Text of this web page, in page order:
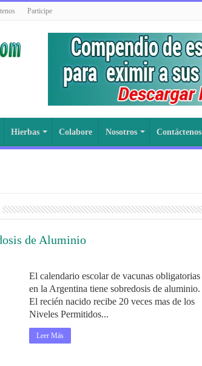
Participe
Hierbas Colabore Nosotros Contáctenos
de Aluminio
El calendario escolar de vacunas obligatorias
en la Argentina tiene sobredosis de aluminio.
El recién nacido recibe 20 veces mas de los
Niveles Permitidos...
Leer Más